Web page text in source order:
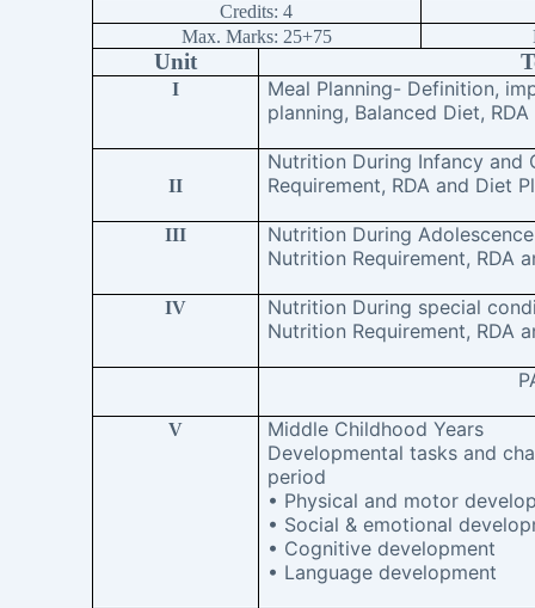
Credits: 4
Max. Marks: 25+75
Unit
I
Meal Planning- Definition,
planning, Balanced Diet, RDA
II
Nutrition During Infancy and
Requirement, RDA and Diet
III
Nutrition During
Nutrition Requirement, RDA
IV
Nutrition During special
Nutrition Requirement, RDA
V
Middle Childhood Years
Developmental tasks and
period
• Physical and motor
• Social & emotional
• Cognitive development
• Language development